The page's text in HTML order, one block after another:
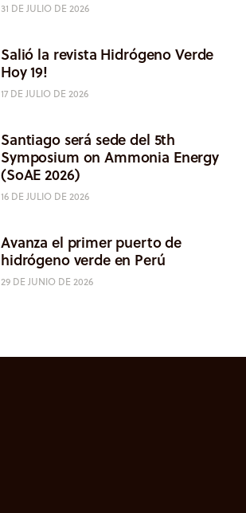
31 DE JULIO DE 2026
Salió la revista Hidrógeno Verde
Hoy 19!
17 DE JULIO DE 2026
Santiago será sede del 5th
Symposium on Ammonia Energy
(SoAE 2026)
16 DE JULIO DE 2026
Avanza el primer puerto de
hidrógeno verde en Perú
29 DE JUNIO DE 2026